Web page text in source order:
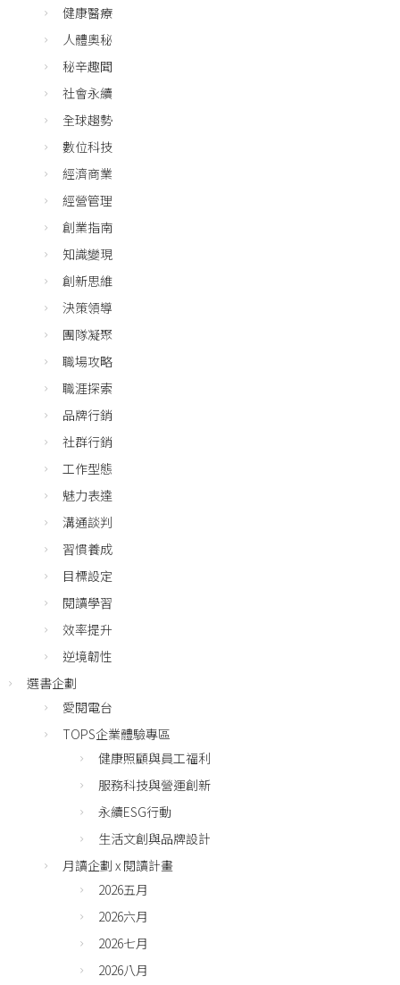
健康醫療
人體奧秘
秘辛趣聞
社會永續
全球趨勢
數位科技
經濟商業
經營管理
創業指南
知識變現
創新思維
決策領導
團隊凝聚
職場攻略
職涯探索
品牌行銷
社群行銷
工作型態
魅力表達
溝通談判
習慣養成
目標設定
閱讀學習
效率提升
逆境韌性
選書企劃
愛閱電台
TOPS企業體驗專區
健康照顧與員工福利
服務科技與營運創新
永續ESG行動
生活文創與品牌設計
月讀企劃 x 閱讀計畫
2026五月
2026六月
2026七月
2026八月